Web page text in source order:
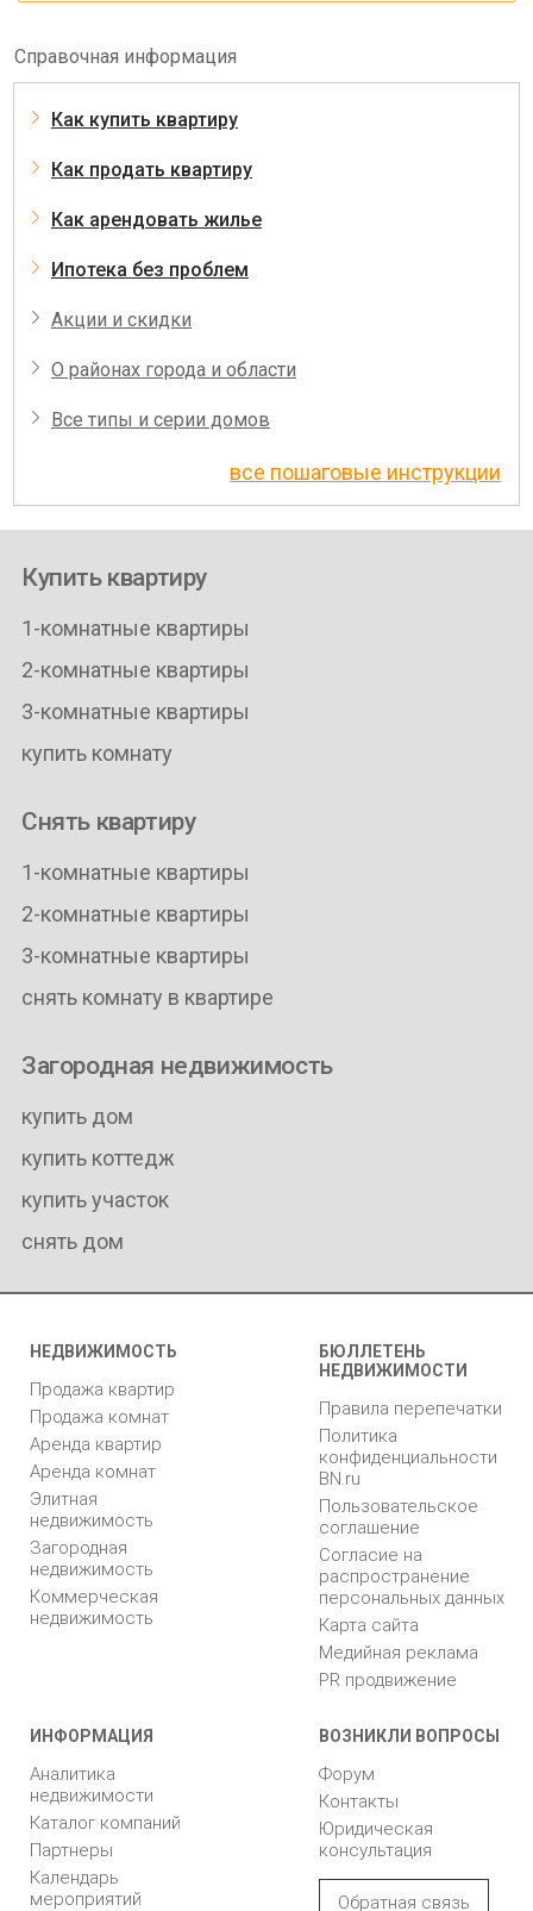
Справочная информация
Как купить квартиру
Как продать квартиру
Как арендовать жилье
Ипотека без проблем
Акции и скидки
О районах города и области
Все типы и серии домов
все пошаговые инструкции
Купить квартиру
1-комнатные квартиры
2-комнатные квартиры
3-комнатные квартиры
купить комнату
Снять квартиру
1-комнатные квартиры
2-комнатные квартиры
3-комнатные квартиры
снять комнату в квартире
Загородная недвижимость
купить дом
купить коттедж
купить участок
снять дом
НЕДВИЖИМОСТЬ
Продажа квартир
Продажа комнат
Аренда квартир
Аренда комнат
Элитная
недвижимость
Загородная
недвижимость
Коммерческая
недвижимость
БЮЛЛЕТЕНЬ
НЕДВИЖИМОСТИ
Правила перепечатки
Политика
конфиденциальности
BN.ru
Пользовательское
соглашение
Согласие на
распространение
персональных данных
Карта сайта
Медийная реклама
PR продвижение
ИНФОРМАЦИЯ
Аналитика
недвижимости
Каталог компаний
Партнеры
Календарь
мероприятий
ВОЗНИКЛИ ВОПРОСЫ
Форум
Контакты
Юридическая
консультация
Обратная связь